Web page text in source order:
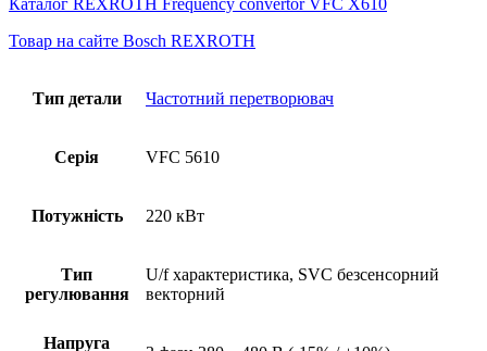
Товар на сайте Bosch REXROTH
Тип детали Частотний перетворювач
Серія VFC 5610
Потужність 220 кВт
Тип
регулювання
U/f характеристика, SVC безсенсорний
векторний
Напруга